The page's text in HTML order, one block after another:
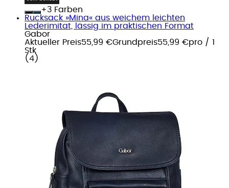
+
Farben
Rucksack »Mina« aus weichem leichten
Lederimitat, lässig im praktischen Format
Gabor
Aktueller Preis55,99 €Grundpreis55,99 €pro / 1
Stk
( 4 )